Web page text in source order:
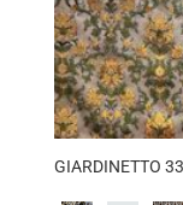
GIARDINETTO